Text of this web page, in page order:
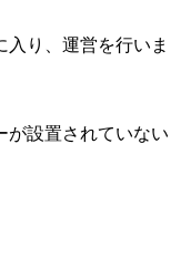
り、運営を行いま
が設置されていない